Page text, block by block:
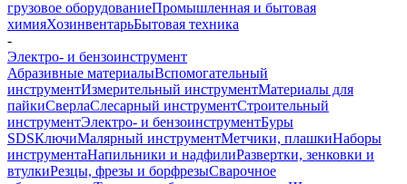
грузовое оборудованиеПромышленная и бытовая
химияХозинвентарьБытовая техника
-
Электро- и бензоинструмент
Абразивные материалыВспомогательный
инструментИзмерительный инструментМатериалы для
пайкиСверлаСлесарный инструментСтроительный
инструментЭлектро- и бензоинструментБуры
SDSКлючиМалярный инструментМетчики, плашкиНаборы
инструментаНапильники и надфилиРазвертки, зенковки и
втулкиРезцы, фрезы и борфрезыСварочное